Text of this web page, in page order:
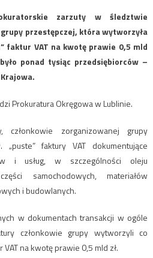
zarzuty w śledztwie
przestępczej, która wytworzyła
faktur VAT na kwotę prawie 0,5 mld
ponad tysiąc przedsiębiorców –
Prokuratura Okręgowa w Lublinie.
członkowie zorganizowanej grupy
faktury VAT dokumentujące
i usług, w szczególności oleju
samochodowych, materiałów
i budowlanych.
w dokumentach transakcji w ogóle
członkowie grupy wytworzyli co
na kwotę prawie 0,5 mld zł.